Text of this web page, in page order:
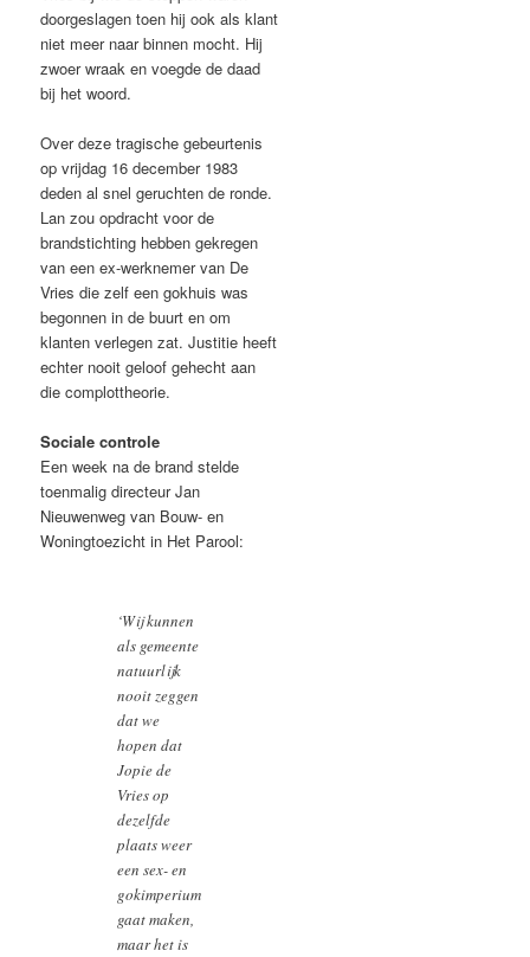
doorgeslagen toen hij ook als klant
niet meer naar binnen mocht. Hij
zwoer wraak en voegde de daad
bij het woord.
Over deze tragische gebeurtenis
op vrijdag 16 december 1983
deden al snel geruchten de ronde.
Lan zou opdracht voor de
brandstichting hebben gekregen
van een ex-werknemer van De
Vries die zelf een gokhuis was
begonnen in de buurt en om
klanten verlegen zat. Justitie heeft
echter nooit geloof gehecht aan
die complottheorie.
Sociale controle
Een week na de brand stelde
toenmalig directeur Jan
Nieuwenweg van Bouw- en
Woningtoezicht in Het Parool:
‘Wij kunnen
als gemeente
natuurlijk
nooit zeggen
dat we
hopen dat
Jopie de
Vries op
dezelfde
plaats weer
een sex- en
gokimperium
gaat maken,
maar het is